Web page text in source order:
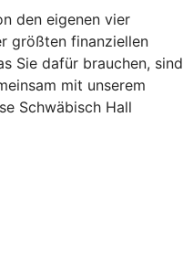
den eigenen vier
größten finanziellen
Sie dafür brauchen, sind
mit unserem
Schwäbisch Hall